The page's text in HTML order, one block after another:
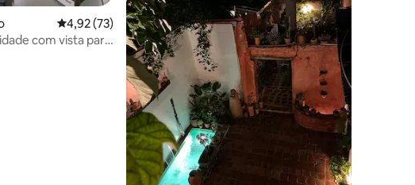
avaliações
4,92 de uma avaliação média de 5, 73 avaliações
4,92 (73)
vista para